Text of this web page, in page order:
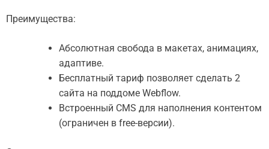
Преимущества:
Абсолютная свобода в макетах, анимациях,
адаптиве.
Бесплатный тариф позволяет сделать 2
сайта на поддоме Webflow.
Встроенный CMS для наполнения контентом
(ограничен в free-версии).